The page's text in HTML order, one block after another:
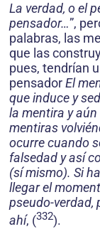
La verdad, o el
pensador…”,
palabras, las
que las
pues, tendrían
pensadorEl
que induce y
la mentira y
mentiras
ocurre cuando
falsedad y así
(sí mismo). Si
llegar el
pseudo-verdad,
ahí, (332).